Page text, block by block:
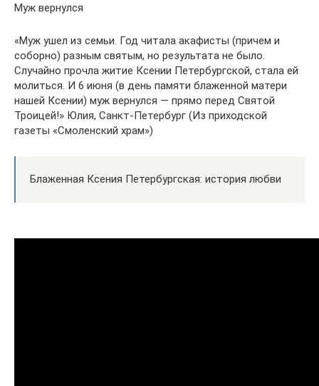
Муж вернулся
«Муж ушел из семьи. Год читала акафисты (причем и
соборно) разным святым, но результата не было.
Случайно прочла житие Ксении Петербургской, стала ей
молиться. И 6 июня (в день памяти блаженной матери
нашей Ксении) муж вернулся — прямо перед Святой
Троицей!» Юлия, Санкт-Петербург (Из приходской
газеты «Смоленский храм»)
Блаженная Ксения Петербургская: история любви